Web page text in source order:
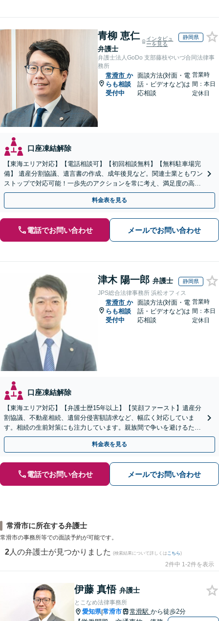
青柳 恵仁
弁護士
インタビュ
ーを見る
静岡県
弁護士法人GoDo 支部藤枝やいづ合同法律事
務所
常滑市 か
らも相談
受付中
面談方法(対面・電
話・ビデオなど)は
応相談
営業時
間：本日
定休日
口座凍結解除
【東海エリア対応】【電話相談可】【初回相談無料】【無料駐車場完
備】 遺産分割協議、遺言書の作成、成年後見など。関連士業ともワン
ストップで対応可能！一歩先のアクションを常に考え、満足度の高い
解決を目指します
料金表を見る
電話でお問い合わせ メールでお問い合わせ
津木 陽一郎 弁護士 静岡県
JPS総合法律事務所 浜松オフィス
常滑市 か
らも相談
受付中
面談方法(対面・電
話・ビデオなど)は
応相談
営業時
間：本日
定休日
口座凍結解除
【東海エリア対応】【弁護士歴15年以上】【笑顔ファースト】遺産分
割協議、不動産相続、遺留分侵害額請求など、幅広く対応していま
す。相続の生前対策にも注力しています。親族間で争いを避けるため
にも、お早めにご相談ください。【初回面談無料】
料金表を見る
電話でお問い合わせ メールでお問い合わせ
常滑市に所在する弁護士
常滑市の事務所等での面談予約が可能です。
2 人の弁護士が見つかりました (検索結果について詳しくは こちら)
2件中 1-2件を表示
伊藤 真悟 弁護士
とこなめ法律事務所
愛知県|常滑市 常滑駅 から徒歩2分